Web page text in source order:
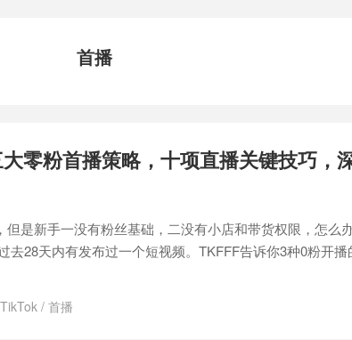
首播
零粉首播策略，十项直播关键技巧，
是新手一没有粉丝基础，二没有小店和带货权限，怎么
去28天内有发布过一个短视频。TKFFF告诉你3种0粉开
TikTok / 首播